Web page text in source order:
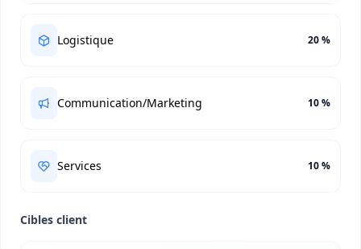
Logistique 20 %
Communication/Marketing 10 %
Services 10 %
Cibles client